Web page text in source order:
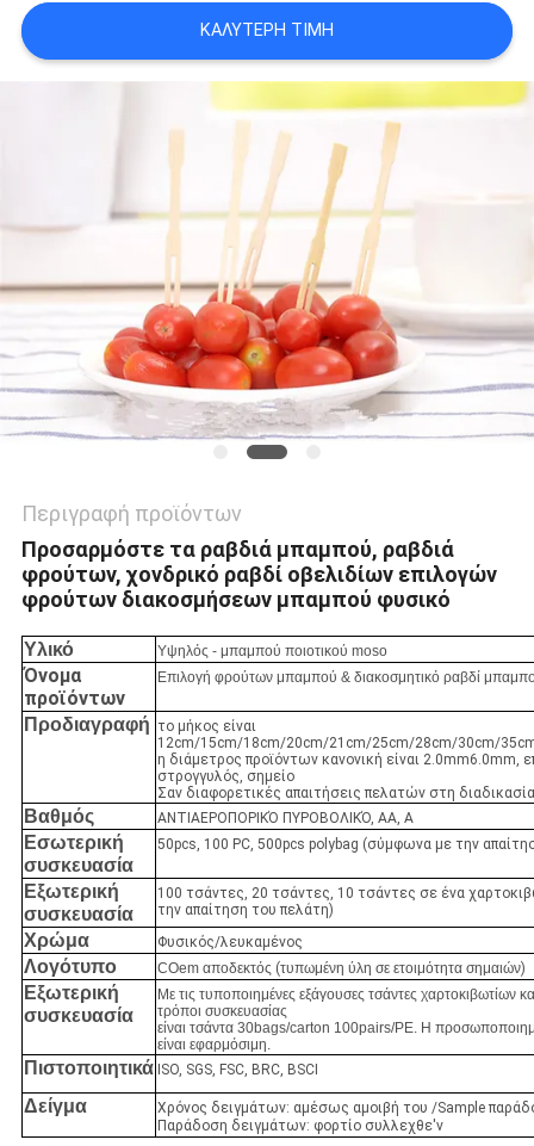
PRIVACY
POLICY
ΚΑΛΎΤΕΡΗ ΤΙΜΉ
Περιγραφή προϊόντων
Προσαρμόστε τα ραβδιά μπαμπού, ραβδιά
φρούτων, χονδρικό ραβδί οβελιδίων επιλογών
φρούτων διακοσμήσεων μπαμπού φυσικό
Υλικό Υψηλός - μπαμπού ποιοτικού moso
Όνομα
προϊόντων
Επιλογή φρούτων μπαμπού & διακοσμητικό ραβδί
Προδιαγραφή το μήκος είναι
12cm/15cm/18cm/20cm/21cm/25cm/28cm/30cm/
η διάμετρος προϊόντων κανονική είναι 2.0mm6.0mm,
στρογγυλός, σημείο
Σαν διαφορετικές απαιτήσεις πελατών στη διαδικασία
Βαθμός ΑΝΤΙΑΕΡΟΠΟΡΙΚΌ ΠΥΡΟΒΟΛΙΚΌ, AA, Α
Εσωτερική
συσκευασία
50pcs, 100 PC, 500pcs polybag (σύμφωνα με την
Εξωτερική
συσκευασία
100 τσάντες, 20 τσάντες, 10 τσάντες σε ένα
την απαίτηση του πελάτη)
Χρώμα Φυσικός/λευκαμένος
Λογότυπο COem αποδεκτός (τυπωμένη ύλη σε ετοιμότητα σημαιών)
Εξωτερική
συσκευασία
Με τις τυποποιημένες εξάγουσες τσάντες χαρτοκιβωτίων
τρόποι συσκευασίας
είναι τσάντα 30bags/carton 100pairs/PE. Η
είναι εφαρμόσιμη.
Πιστοποιητικά ISO, SGS, FSC, BRC, BSCI
Δείγμα
Χρόνος δειγμάτων: αμέσως αμοιβή του /Sample
Παράδοση δειγμάτων: φορτίο συλλεχθε'ν